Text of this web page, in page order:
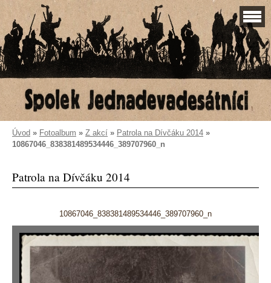
Úvod » Fotoalbum » Z akcí » Patrola na Dívčáku 2014 »
10867046_838381489534446_389707960_n
Patrola na Dívčáku 2014
10867046_838381489534446_389707960_n